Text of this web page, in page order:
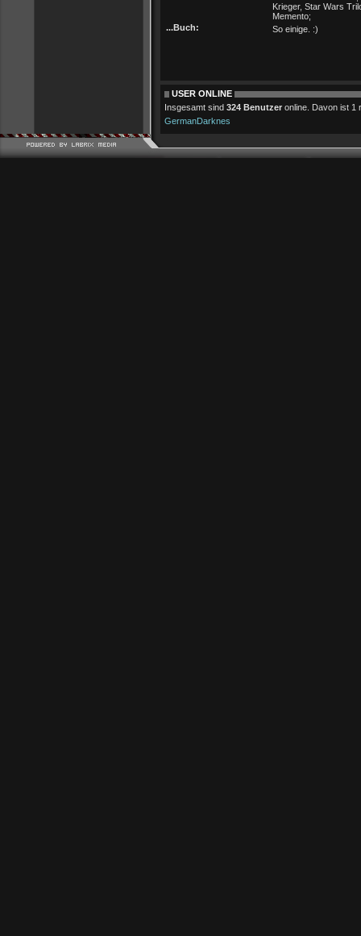
Krieger, Star Wars
Memento;
...Buch:
So einige. :)
USER ONLINE
Insgesamt sind 324 Benutzer online. Davon ist 1
GermanDarknes